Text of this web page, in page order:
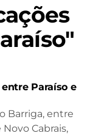
Paraíso e
Barriga, entre
Cabrais,